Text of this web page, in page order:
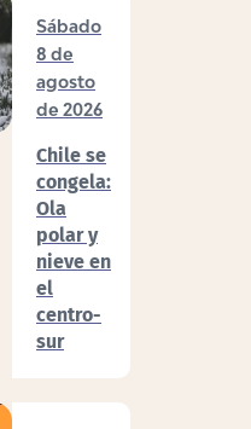
Sábado
8 de
agosto
de 2026
Chile se
congela:
Ola
polar y
nieve en
el
centro-
sur